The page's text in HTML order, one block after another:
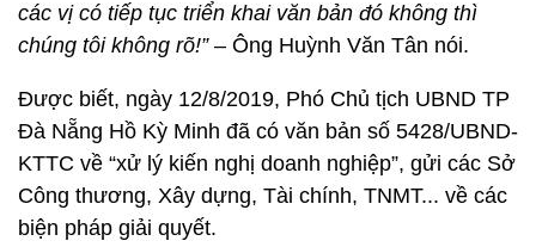
các vị có tiếp tục triển khai văn bản đó không thì
chúng tôi không rõ!”– Ông Huỳnh Văn Tân nói.
Được biết, ngày 12/8/2019, Phó Chủ tịch UBND TP
Đà Nẵng Hồ Kỳ Minh đã có văn bản số 5428/UBND-
KTTC về “xử lý kiến nghị doanh nghiệp”, gửi các Sở
Công thương, Xây dựng, Tài chính, TNMT... về các
biện pháp giải quyết.